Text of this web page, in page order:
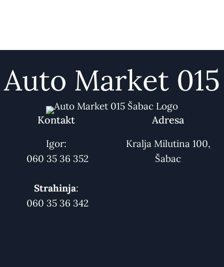
Kontakt
Igor:
060 35 36 352
Strahinja:
060 35 36 342
Adresa
Kralja Milutina 100,
Šabac
Auto Market 015